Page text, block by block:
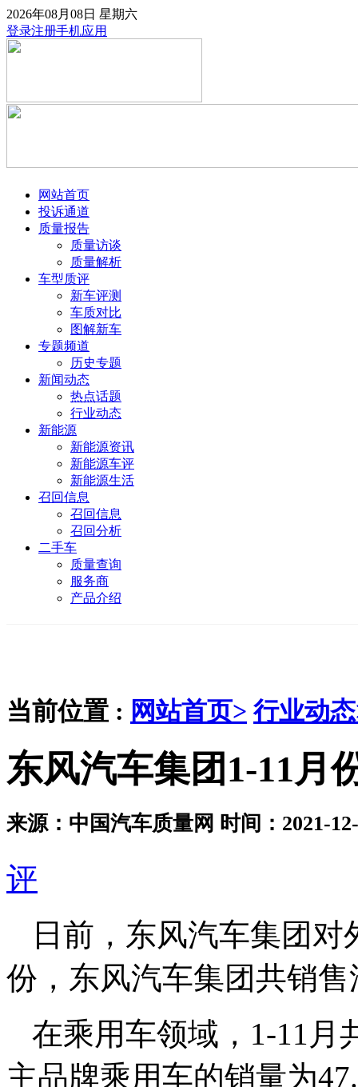
2026年08月08日 星期六
登录注册手机应用
网站首页
投诉通道
质量报告
质量访谈
质量解析
车型质评
新车评测
车质对比
图解新车
专题频道
历史专题
新闻动态
热点话题
行业动态
新能源
新能源资讯
新能源车评
新能源生活
召回信息
召回信息
召回分析
二手车
质量查询
服务商
产品介绍
当前位置 : 网站首页> 行业动
东风汽车集团1-11月
来源：中国汽车质量网 时间：2021-
评
日前，东风汽车集团
份，东风汽车集团共销售
在乘用车领域，1-11月
主品牌乘用车的销量为